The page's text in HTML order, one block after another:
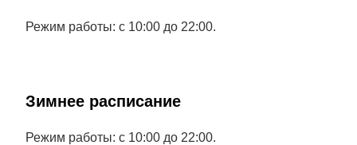
Режим работы: с 10:00 до 22:00.
Зимнее расписание
Режим работы: с 10:00 до 22:00.